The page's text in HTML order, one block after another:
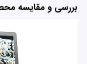
بررسی و مقایسه